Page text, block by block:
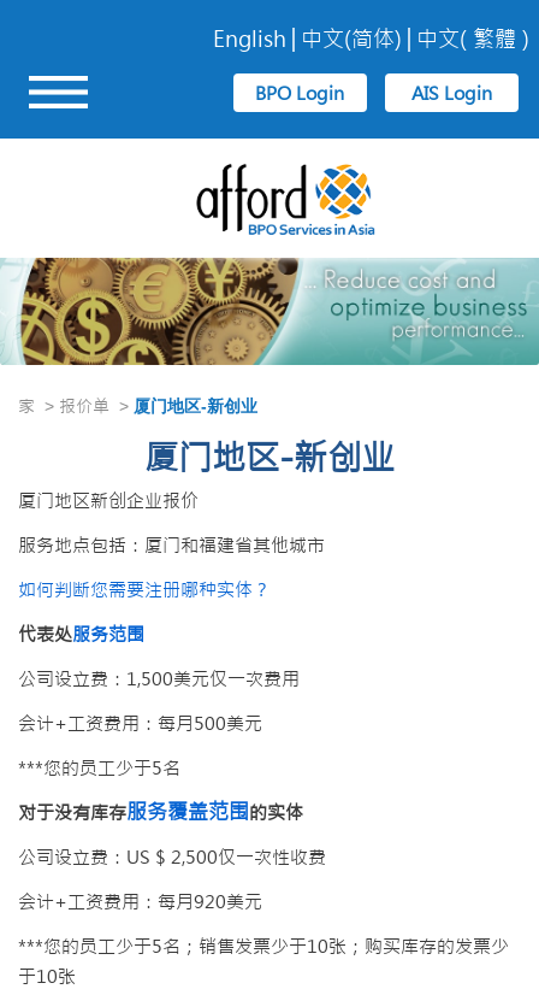
English 中文(简体) 中文( 繁體 )
家 > 报价单 > 厦门地区-新创业
厦门地区-新创业
厦门地区新创企业报价
服务地点包括：厦门和福建省其他城市
如何判断您需要注册哪种实体？
代表处服务范围
公司设立费：1,500美元仅一次费用
会计+工资费用：每月500美元
***您的员工少于5名
对于没有库存服务覆盖范围的实体
公司设立费：US $ 2,500仅一次性收费
会计+工资费用：每月920美元
***您的员工少于5名；销售发票少于10张；购买库存的发票少
于10张